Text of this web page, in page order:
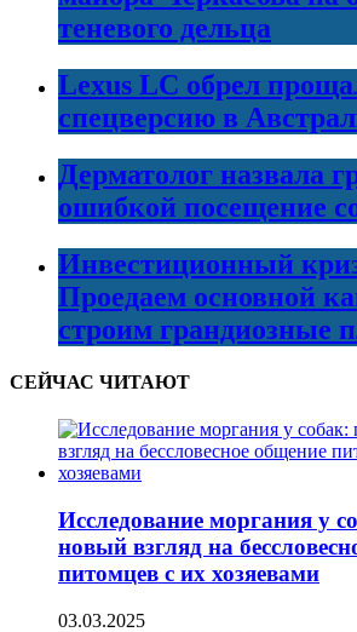
теневого дельца
Lexus LC обрел
спецверсию в
Дерматолог назвала
ошибкой посещение
Инвестиционный
Проедаем основной
строим грандиозные
СЕЙЧАС ЧИТАЮТ
Исследование моргания у
новый взгляд на
питомцев с их хозяевами
03.03.2025